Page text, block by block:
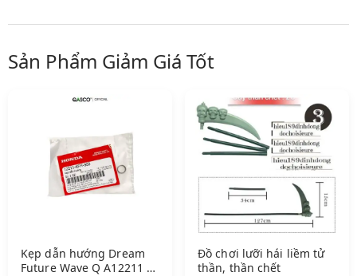
Sản Phẩm Giảm Giá Tốt
Kẹp dẫn hướng Dream
Future Wave Q A12211 K
Đồ chơi lưỡi hái liềm tử
thần, thần chết